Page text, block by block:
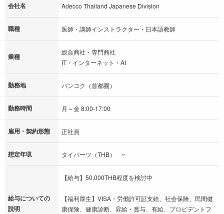
会社名 Adecco Thailand Japanese Division
職種 医師・講師インストラクター・日本語教師
業種
総合商社・専門商社
IT・インターネット・AI
勤務地 バンコク（首都圏）
勤務時間 月～金 8:00-17:00
雇用・契約形態 正社員
想定年収 タイバーツ（THB） ~
給与についての
説明
【給与】50,000THB程度を検討中
【福利厚生】VISA・労働許可証支給、社会保険、民間健
康保険、健康診断、昇給・賞与、有給、プロビデントフ